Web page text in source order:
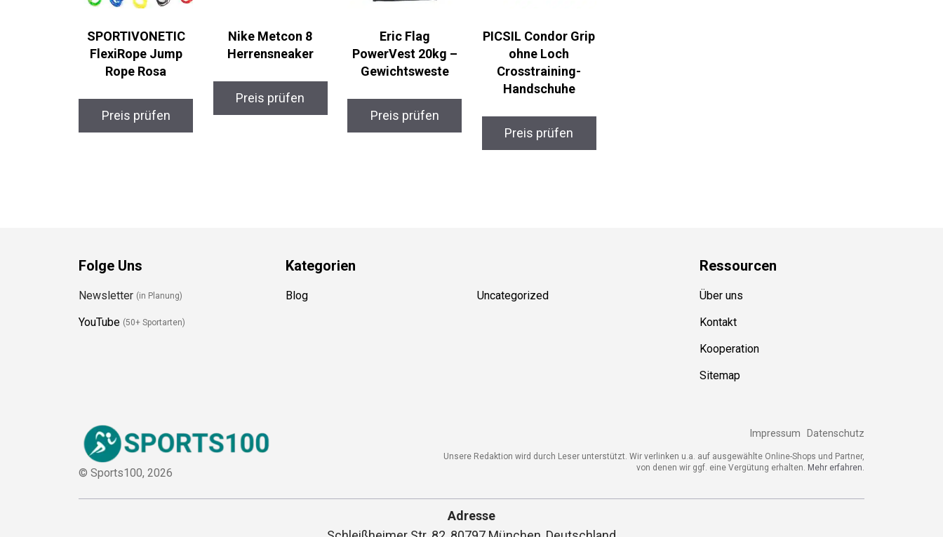
SPORTIVONETIC
FlexiRope Jump
Rope Rosa
Preis prüfen
Nike Metcon 8
Herrensneaker
Preis prüfen
Eric Flag
PowerVest 20kg –
Gewichtsweste
Preis prüfen
PICSIL Condor Grip
ohne Loch
Crosstraining-
Handschuhe
Preis prüfen
Folge Uns
Newsletter (in Planung)
YouTube (50+ Sportarten)
Kategorien
Blog Uncategorized
Ressourcen
Über uns
Kontakt
Kooperation
Sitemap
© Sports100, 2026
Impressum Datenschutz
Unsere Redaktion wird durch Leser unterstützt. Wir verlinken u.a. auf ausgewählte Online-Shops und Partner,
von denen wir ggf. eine Vergütung erhalten. Mehr erfahren.
Adresse